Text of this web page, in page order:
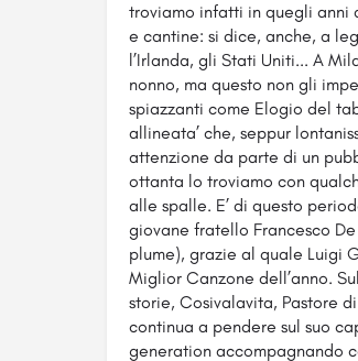
troviamo infatti in quegli anni
e cantine: si dice, anche, a
l’Irlanda, gli Stati Uniti... A
nonno, ma questo non gli
spiazzanti come Elogio del
allineata’ che, seppur
attenzione da parte di un
ottanta lo troviamo con
alle spalle. E’ di questo
giovane fratello Francesco
plume), grazie al quale Luigi
Miglior Canzone dell’anno.
storie, Cosivalavita, Pastore
continua a pendere sul suo
generation accompagnando